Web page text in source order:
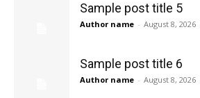
Sample post title 5
Author name - August 8, 2026
Sample post title 6
Author name - August 8, 2026